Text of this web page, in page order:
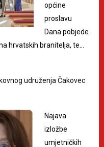
općine
proslavu
Dana pobjede
hrvatskih branitelja, te…
udruženja Čakovec
Najava
izložbe
umjetničkih